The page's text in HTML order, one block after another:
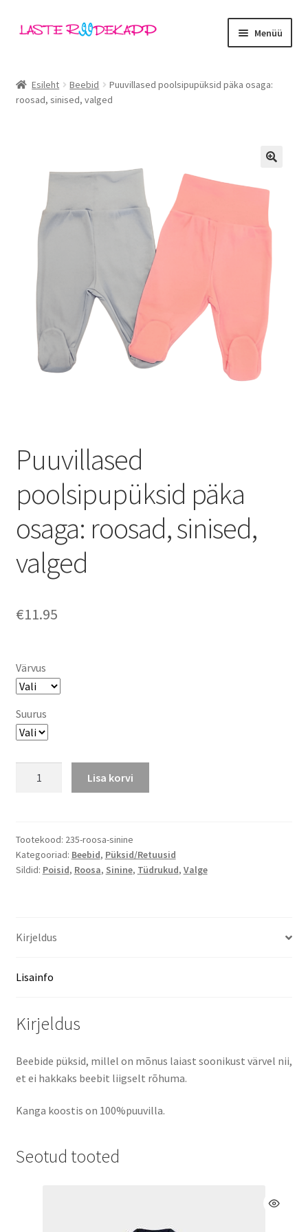
Liigu
Liigu
Menüü
Tüdrukud
Kaubamärgid
Esileht Beebid
Puuvillased poolsipupüksid päka osaga:
roosad, sinised, valged
Puuvillased
poolsipupüksid päka
osaga: roosad, sinised,
valged
€11.95
Värvus
Suurus
roosad,
sinised,
valged
Lisa korvi
Tootekood: 235-roosa-sinine
Kategooriad: Beebid, Püksid/Retuusid
Sildid: Poisid, Roosa, Sinine, Tüdrukud, Valge
Kirjeldus
Lisainfo
Kirjeldus
Beebide püksid, millel on mõnus laiast soonikust värvel nii,
et ei hakkaks beebit liigselt rõhuma.
Kanga koostis on 100%puuvilla.
Seotud tooted